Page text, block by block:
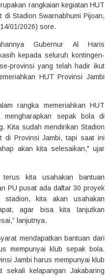
rangkaian kegiatan HUT
di Stadion Swarnabhumi Pijoan,
01/2026) sore.
Gubernur Al Haris
kepada seluruh kontingen-
provinsi yang telah hadir ikut
HUT Provinsi Jambi
rangka memeriahkan HUT
sepak bola di
Kita sudah mendirikan Stadion
di Provinsi Jambi, tapi saat ini
akan kita selesaikan," ujar
kita usahakan bantuan
PU pusat ada daftar 30 proyek
stadion, kita akan usahakan
agar bisa kita lanjutkan
lanjutnya.
mendapatkan bantuan dari
mempunyai klub sepak bola.
Jambi harus mempunyai klub
kelapangan Jakabaring